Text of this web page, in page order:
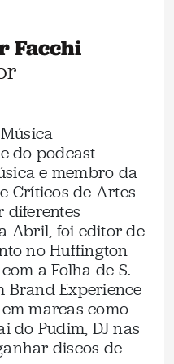
Facchi
do podcast
e membro da
Críticos de Artes
diferentes
Abril, foi editor de
no Huffington
a Folha de S.
Brand Experience
marcas como
do Pudim, DJ nas
discos de